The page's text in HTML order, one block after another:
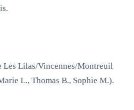
Les Lilas/Vincennes/Montreuil
L., Thomas B., Sophie M.).